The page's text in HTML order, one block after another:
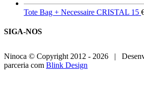
Tote Bag + Necessaire CRISTAL 15
SIGA-NOS
Ninoca © Copyright 2012 - 2026 |
parceria com Blink Design